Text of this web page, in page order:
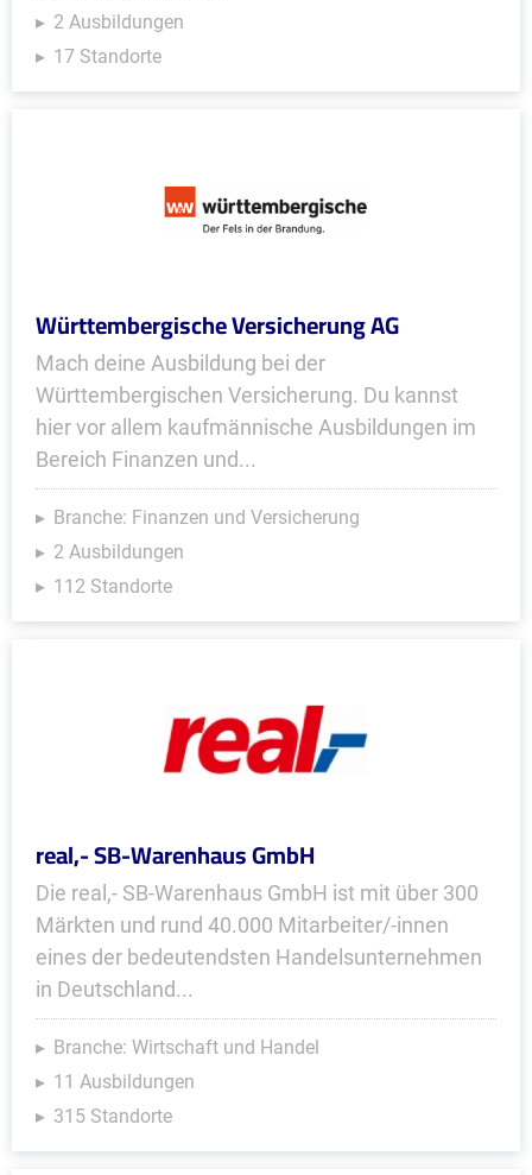
2 Ausbildungen
17 Standorte
Württembergische Versicherung AG
Mach deine Ausbildung bei der
Württembergischen Versicherung. Du kannst
hier vor allem kaufmännische Ausbildungen im
Bereich Finanzen und...
Branche: Finanzen und Versicherung
2 Ausbildungen
112 Standorte
real,- SB-Warenhaus GmbH
Die real,- SB-Warenhaus GmbH ist mit über 300
Märkten und rund 40.000 Mitarbeiter/-innen
eines der bedeutendsten Handelsunternehmen
in Deutschland...
Branche: Wirtschaft und Handel
11 Ausbildungen
315 Standorte